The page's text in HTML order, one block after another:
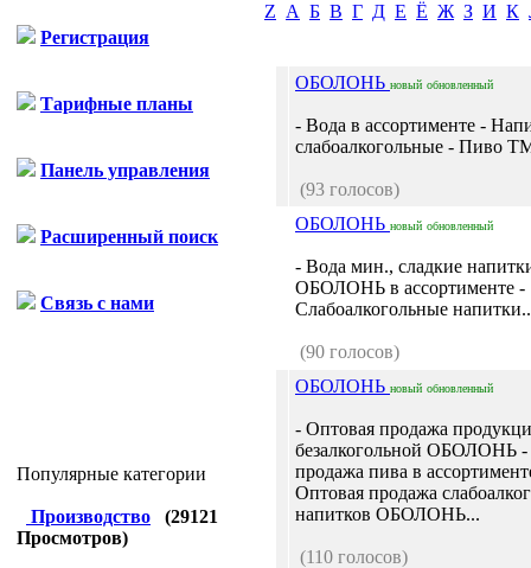
Регистрация
Тарифные планы
Панель управления
Расширенный поиск
Связь с нами
Популярные категории
Производство (29121
Просмотров)
Z А Б В Г Д Е Ё Ж З И К
ОБОЛОНЬ новый обновленный
- Вода в ассортименте -
слабоалкогольные - Пиво
(93 голосов)
ОБОЛОНЬ новый обновленный
- Вода мин., сладкие
ОБОЛОНЬ в ассортименте -
Слабоалкогольные
(90 голосов)
ОБОЛОНЬ новый обновленный
- Оптовая продажа
безалкогольной ОБОЛОНЬ -
продажа пива в
Оптовая продажа
напитков ОБОЛОНЬ...
(110 голосов)